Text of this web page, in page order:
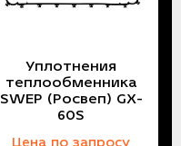
Уплотнения
теплообменника
SWEP (Росвеп) GX-
60S
Цена по запросу